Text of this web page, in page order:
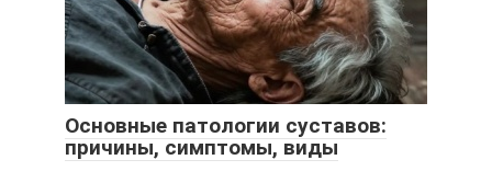
Основные патологии суставов:
причины, симптомы, виды